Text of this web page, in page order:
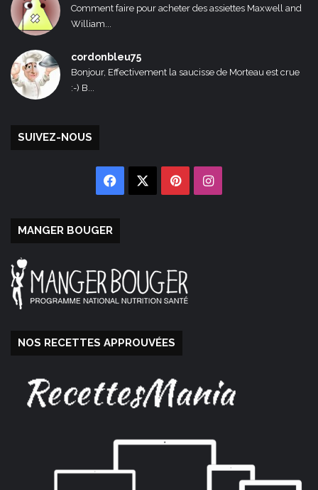
Comment faire pour acheter des assiettes Maxwell and
William...
cordonbleu75
Bonjour, Effectivement la saucisse de Morteau est crue
:-) B...
SUIVEZ-NOUS
Facebook PinterestInstagram
MANGER BOUGER
NOS RECETTES APPROUVÉES